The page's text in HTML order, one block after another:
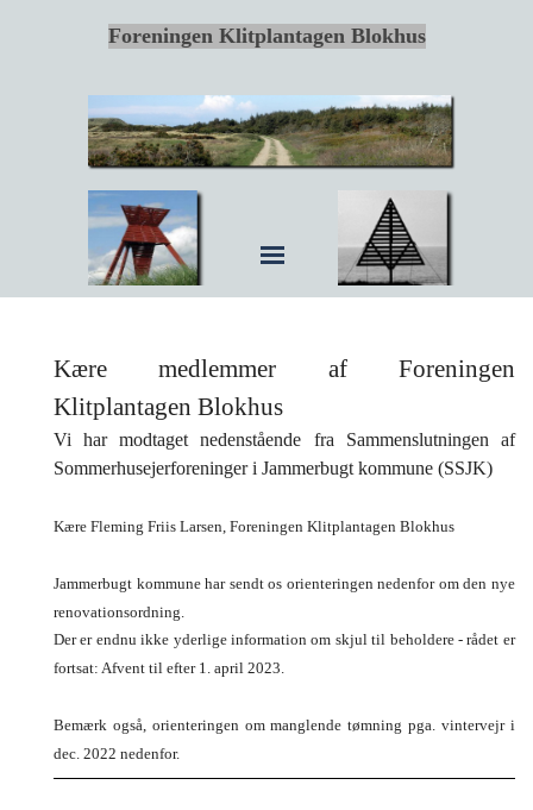
Foreningen Klitplantagen Blokhus
Kære medlemmer af Foreningen
Klitplantagen Blokhus
Vi har modtaget nedenstående fra Sammenslutningen af
Sommerhusejerforeninger i Jammerbugt kommune (SSJK)
Kære Fleming Friis Larsen, Foreningen Klitplantagen Blokhus
Jammerbugt kommune har sendt os orienteringen nedenfor om den nye
renovationsordning.
Der er endnu ikke yderlige information om skjul til beholdere - rådet er
fortsat: Afvent til efter 1. april 2023.
Bemærk også, orienteringen om manglende tømning pga. vintervejr i
dec. 2022 nedenfor.